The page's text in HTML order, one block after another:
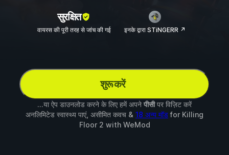
सुरक्षित
वायरस की पूरी तरह से जांच की गई इनके द्वारा STiNGERR ↗
शुरू करें
...या ऐप डाउनलोड करने के लिए हमें अपने पीसीपर विज़िट करें
अनलिमिटेड स्वास्थ्य पाएं, असीमित कवच & 18 अन्य मॉडfor Killing
Floor 2 with WeMod